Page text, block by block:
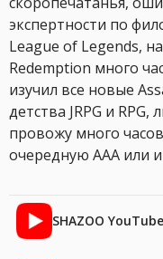
экспертности по
League of Legends,
Redemption много
изучил все новые
детства JRPG и
провожу много
очередную AAA или
SHAZOO YouTube